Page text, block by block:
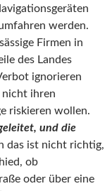
werden.
Firmen in
des Landes
ignorieren
nicht ihren
riskieren wollen.
und die
das ist nicht richtig,
ob
oder über eine